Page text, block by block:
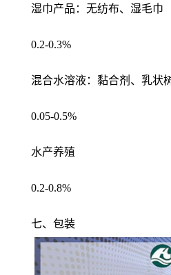
湿巾产品：无纺布、湿毛巾
0.2-0.3%
混合水溶液：黏合剂、乳状
0.05-0.5%
水产养殖
0.2-0.8%
七、包装